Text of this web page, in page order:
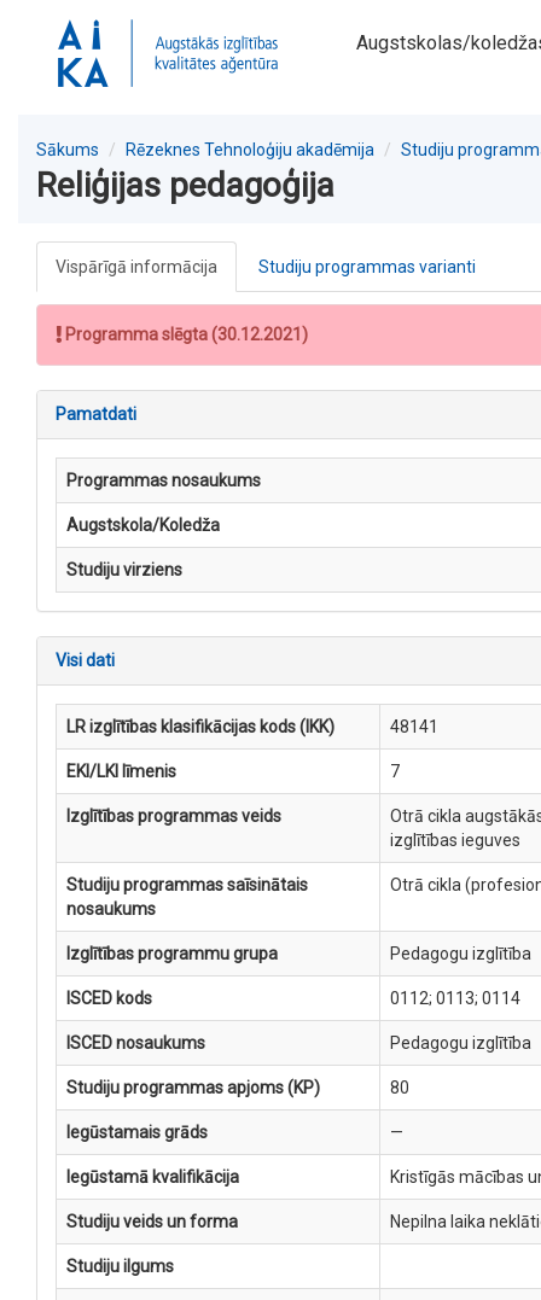
Augstskolas/
Sākums Rēzeknes Tehnoloģiju akadēmija Studiju
Reliģijas pedagoģija
Vispārīgā informācija Studiju programmas varianti
Programma slēgta (30.12.2021)
Pamatdati
Programmas nosaukums
Augstskola/Koledža
Studiju virziens
Visi dati
LR izglītības klasifikācijas kods (IKK) 48141
EKI/LKI līmenis 7
Izglītības programmas veids
Otrā cikla
izglītības ieguves
Studiju programmas saīsinātais
nosaukums
Otrā cikla
Izglītības programmu grupa Pedagogu izglītība
ISCED kods 0112; 0113; 0114
ISCED nosaukums Pedagogu izglītība
Studiju programmas apjoms (KP) 80
Iegūstamais grāds —
Iegūstamā kvalifikācija Kristīgās mācības
Studiju veids un forma Nepilna laika
Studiju ilgums